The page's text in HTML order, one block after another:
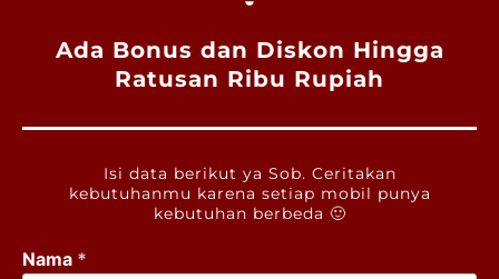
Ada Bonus dan Diskon Hingga
Ratusan Ribu Rupiah
Isi data berikut ya Sob. Ceritakan
kebutuhanmu karena setiap mobil punya
kebutuhan berbeda 🙂
Nama *